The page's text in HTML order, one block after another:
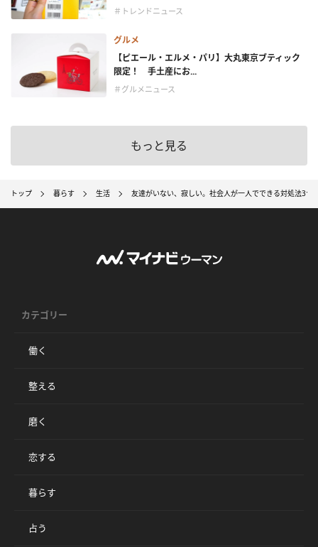
＃トレンドニュース
グルメ
【ピエール・エルメ・パリ】大丸東京ブティック
限定！ 手土産にお...
＃グルメニュース
もっと見る
トップ 暮らす 生活 友達がいない、寂しい。社会人が一人でできる対処法3つ
カテゴリー
働く
整える
磨く
恋する
暮らす
占う